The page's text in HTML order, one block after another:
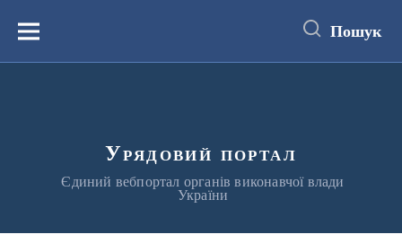
вмістуМеню Пошук
Урядовий портал
Єдиний вебпортал органів виконавчої влади
України